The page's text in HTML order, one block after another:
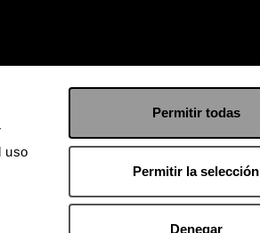
uso
Permitir todas
Permitir la selección
Denegar